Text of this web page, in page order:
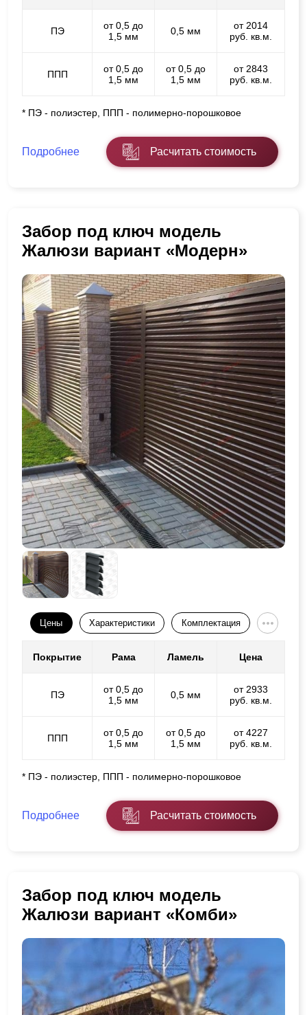
ПЭ
от 0,5 до
1,5 мм
0,5 мм
от 2014
руб. кв.м.
ППП
от 0,5 до
1,5 мм
от 0,5 до
1,5 мм
от 2843
руб. кв.м.
* ПЭ - полиэстер, ППП - полимерно-порошковое
Подробнее Расчитать стоимость
Забор под ключ модель
Жалюзи вариант «Модерн»
Цены Характеристики Комплектация
Покрытие Рама Ламель Цена
ПЭ
от 0,5 до
1,5 мм
0,5 мм
от 2933
руб. кв.м.
ППП
от 0,5 до
1,5 мм
от 0,5 до
1,5 мм
от 4227
руб. кв.м.
* ПЭ - полиэстер, ППП - полимерно-порошковое
Подробнее Расчитать стоимость
Забор под ключ модель
Жалюзи вариант «Комби»